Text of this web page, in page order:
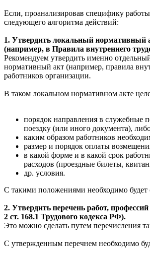
Если, проанализировав специфику
следующего алгоритма действий:
1. Утвердить локальный нормативный
(например, в Правила внутреннего
Рекомендуем утвердить именно
нормативный акт (например, правила
работников организации.
В таком локальном нормативном акте
порядок направления в служебные
поездку (или иного документа),
каким образом работников
размер и порядок оплаты
в какой форме и в какой срок
расходов (проездные билеты,
др. условия.
С такими положениями необходимо будет
2. Утвердить перечень работ,
2 ст. 168.1 Трудового кодекса РФ).
Это можно сделать путем перечисления
С утвержденным перечнем необходимо